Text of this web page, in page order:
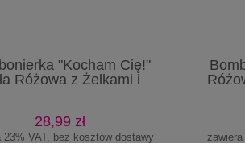
Żelki Pomarańcze
51,80 zł
Kwaśne
"Kocham Cię!"
Różowa z Żelkami i
28,99 zł
23% VAT, bez kosztów dostawy